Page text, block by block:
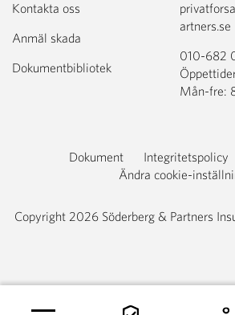
Kontakta oss
Anmäl skada
Dokumentbibliotek
artners.se
010-682
Mån-fre:
Dokument Integritetspolicy
Ändra cookie-
Copyright 2026 Söderberg & Partners